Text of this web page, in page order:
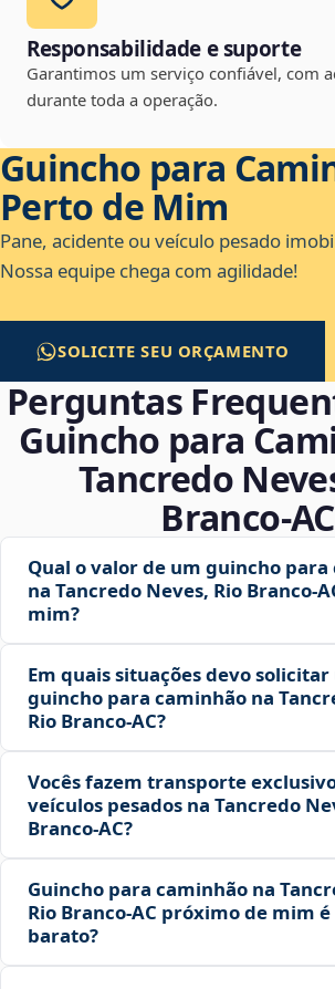
Responsabilidade e suporte
Garantimos um serviço confiável, com
durante toda a operação.
Guincho para
Perto de Mim
Pane, acidente ou veículo pesado
Nossa equipe chega com agilidade!
SOLICITE SEU ORÇAMENTO
Perguntas
Guincho para
Tancredo
Branco‑AC
Qual o valor de um guincho
na Tancredo Neves, Rio
mim?
Em quais situações devo solicitar
guincho para caminhão na
Rio Branco‑AC?
Vocês fazem transporte
veículos pesados na Tancredo
Branco‑AC?
Guincho para caminhão na
Rio Branco‑AC próximo de mim
barato?